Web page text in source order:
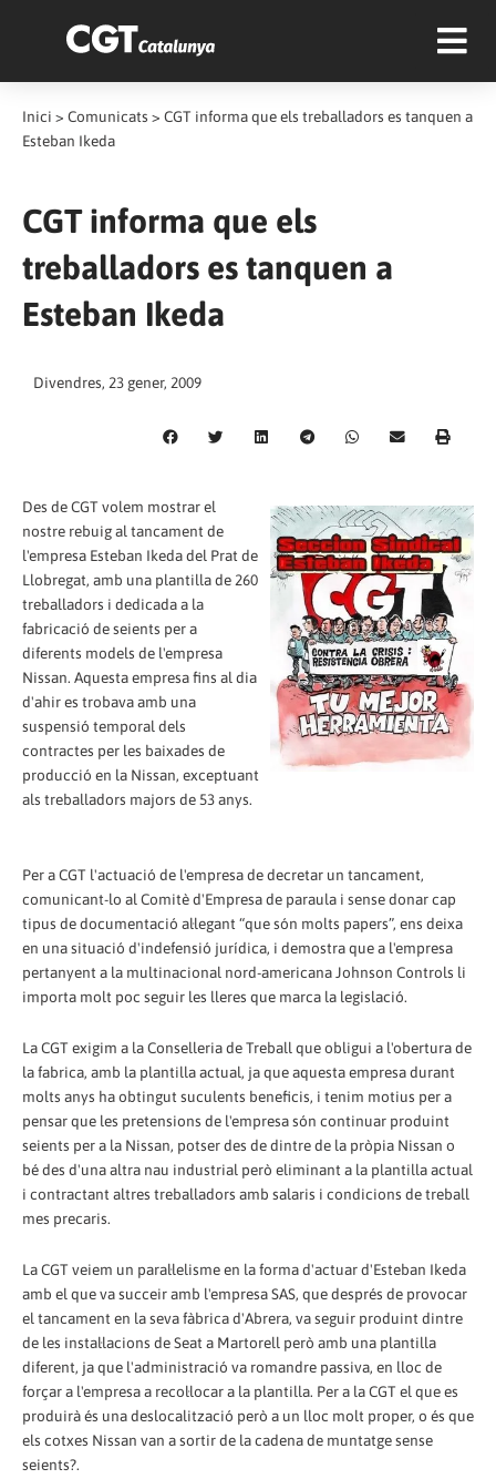
Inici > Comunicats > CGT informa que els treballadors es tanquen a
Esteban Ikeda
CGT informa que els
treballadors es tanquen a
Esteban Ikeda
Divendres, 23 gener, 2009
Des de CGT volem mostrar el
nostre rebuig al tancament de
l'empresa Esteban Ikeda del Prat de
Llobregat, amb una plantilla de 260
treballadors i dedicada a la
fabricació de seients per a
diferents models de l'empresa
Nissan. Aquesta empresa fins al dia
d'ahir es trobava amb una
suspensió temporal dels
contractes per les baixades de
producció en la Nissan, exceptuant
als treballadors majors de 53 anys.
Per a CGT l'actuació de l'empresa de decretar un tancament,
comunicant-lo al Comitè d'Empresa de paraula i sense donar cap
tipus de documentació al·legant “que són molts papers”, ens deixa
en una situació d'indefensió jurídica, i demostra que a l'empresa
pertanyent a la multinacional nord-americana Johnson Controls li
importa molt poc seguir les lleres que marca la legislació.
La CGT exigim a la Conselleria de Treball que obligui a l'obertura de
la fabrica, amb la plantilla actual, ja que aquesta empresa durant
molts anys ha obtingut suculents beneficis, i tenim motius per a
pensar que les pretensions de l'empresa són continuar produint
seients per a la Nissan, potser des de dintre de la pròpia Nissan o
bé des d'una altra nau industrial però eliminant a la plantilla actual
i contractant altres treballadors amb salaris i condicions de treball
mes precaris.
La CGT veiem un paral·lelisme en la forma d'actuar d'Esteban Ikeda
amb el que va succeir amb l'empresa SAS, que després de provocar
el tancament en la seva fàbrica d'Abrera, va seguir produint dintre
de les instal·lacions de Seat a Martorell però amb una plantilla
diferent, ja que l'administració va romandre passiva, en lloc de
forçar a l'empresa a recol·locar a la plantilla. Per a la CGT el que es
produirà és una deslocalització però a un lloc molt proper, o és que
els cotxes Nissan van a sortir de la cadena de muntatge sense
seients?.